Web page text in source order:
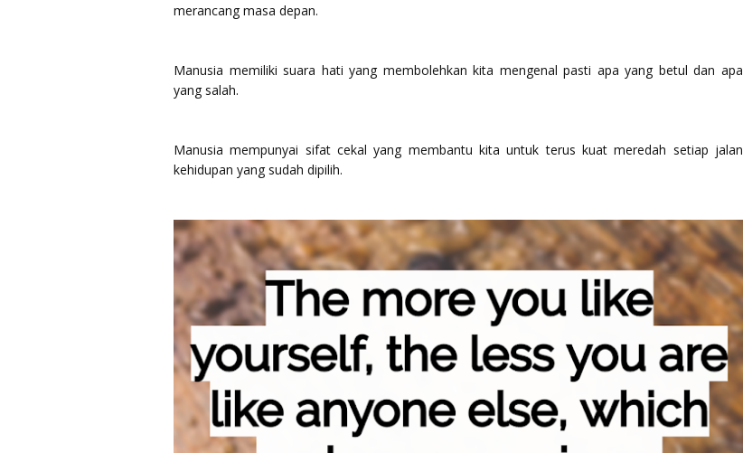
merancang masa depan.
Manusia memiliki suara hati yang membolehkan kita mengenal pasti apa yang betul dan apa
yang salah.
Manusia mempunyai sifat cekal yang membantu kita untuk terus kuat meredah setiap jalan
kehidupan yang sudah dipilih.